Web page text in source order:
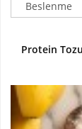
Carnitin
Cla
Kreatin
Protein